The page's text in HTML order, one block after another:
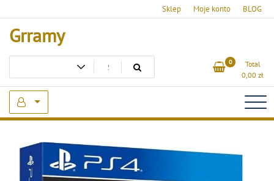
to
content
Sklep Moje konto BLOG
Grramy
0
Total
0,00 zł